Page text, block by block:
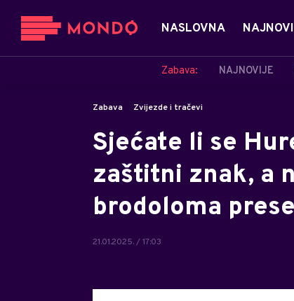
NASLOVNA
Zabava: NAJNOVIJE
Zabava Zvijezde i tračevi
Sjećate li se
zaštitni znak, a
brodoloma
21.01.2025. / 17:03